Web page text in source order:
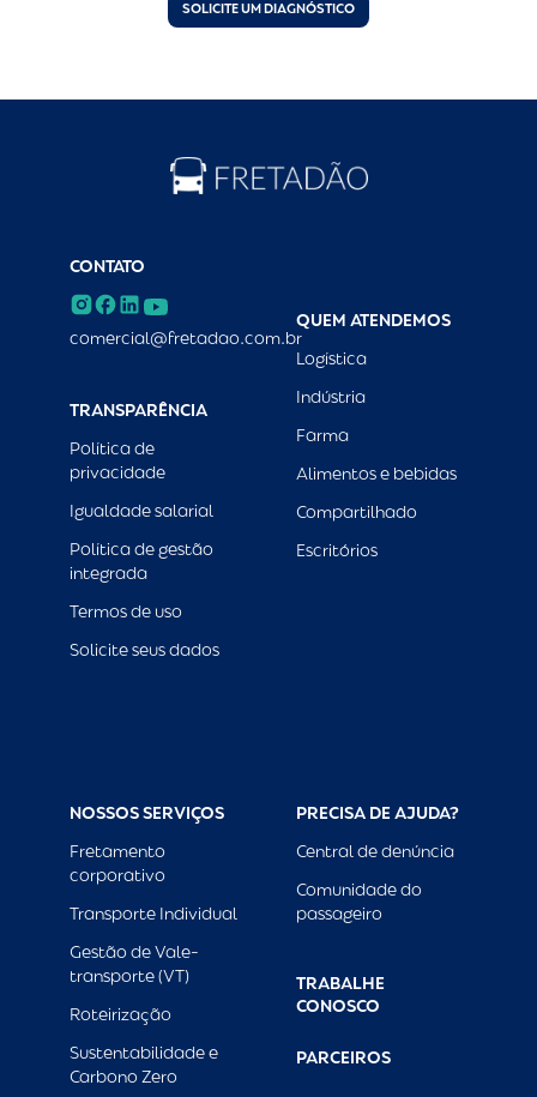
SOLICITE UM DIAGNÓSTICO
CONTATO
comercial@fretadao.com.br
TRANSPARÊNCIA
Política de
privacidade
Igualdade salarial
Política de gestão
integrada
Termos de uso
Solicite seus dados
QUEM ATENDEMOS
Logística
Indústria
Farma
Alimentos e bebidas
Compartilhado
Escritórios
NOSSOS SERVIÇOS
Fretamento
corporativo
Transporte Individual
Gestão de Vale-
transporte (VT)
Roteirização
Sustentabilidade e
Carbono Zero
PRECISA DE AJUDA?
Central de denúncia
Comunidade do
passageiro
TRABALHE
CONOSCO
PARCEIROS